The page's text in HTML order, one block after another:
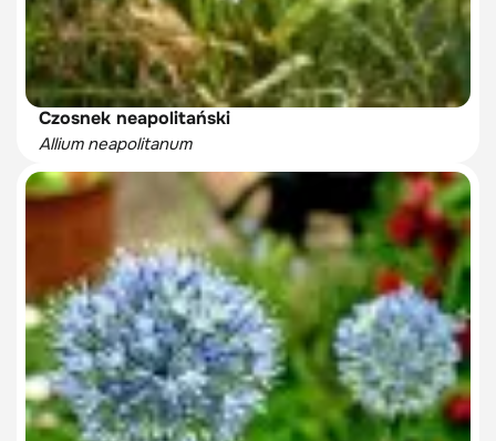
Czosnek neapolitański
Allium neapolitanum